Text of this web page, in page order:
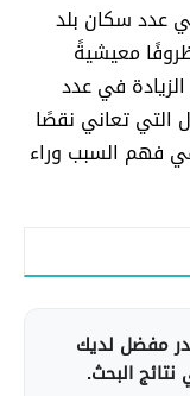
عدد سكان بلد
معيشيةً
في عدد
التي تعاني نقصًا
فهم السبب وراء
مفضل لديك
البحث.